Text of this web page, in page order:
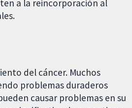
a la reincorporación al
del cáncer. Muchos
problemas duraderos
causar problemas en su